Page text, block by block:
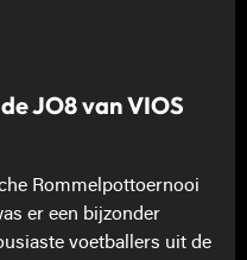
JO8 van VIOS
Rommelpottoernooi
er een bijzonder
voetballers uit de